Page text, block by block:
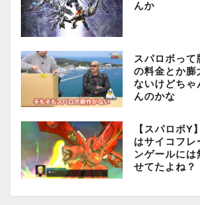
んか
スパロボっ
の料金とか膨
ないけどちゃ
んのかな
【スパロボY
はサイコフレ
ンゲールには
せてたよね？